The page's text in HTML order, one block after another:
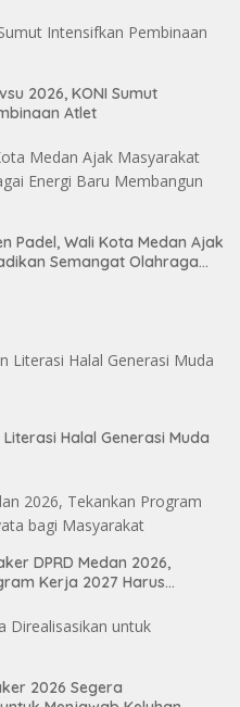
2026, KONI Sumut
Atlet
Padel, Wali Kota Medan Ajak
Semangat Olahraga
Halal Generasi Muda
DPRD Medan 2026,
Kerja 2027 Harus
2026 Segera